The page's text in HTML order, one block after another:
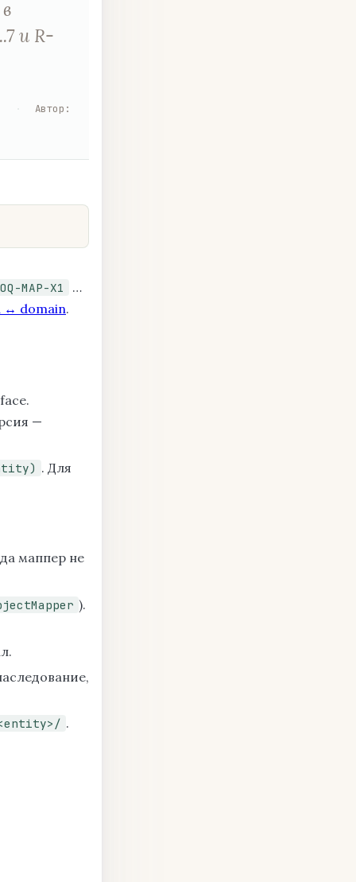
и R-
Автор :
MAP-X1
…
↔ domain.
—
. Для
маппер не
).
.